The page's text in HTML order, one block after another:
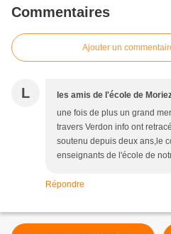
Commentaires
Ajouter un
L les amis de l'école de
une fois de plus un grand
travers Verdon info ont
soutenu depuis deux ans,le
enseignants de l'école de
Répondre